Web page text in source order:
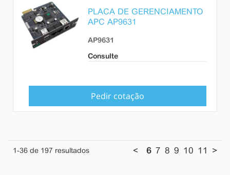
PLACA DE GERENCIAMENTO
APC AP9631
AP9631
Consulte
Pedir cotação
1-36 de 197 resultados < 6 7 8 9 10 11 >